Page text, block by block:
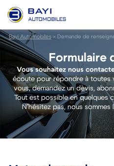
Bayi Automobiles> Demande de
Formulaire
Vous souhaitez nous
écoute pour répondre à toutes
vous, demandez un devis,
Tout est possible en quelques
N’hésitez pas, nous